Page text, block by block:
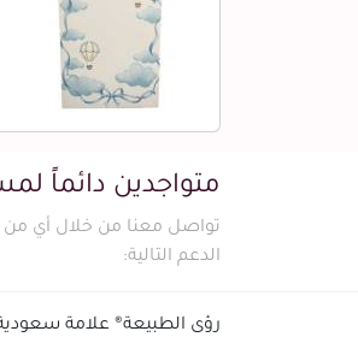
متواجدين دائماً
تواصل معنا من خلال أي من
الدعم التالية:
رؤى الطبيعة® علامة